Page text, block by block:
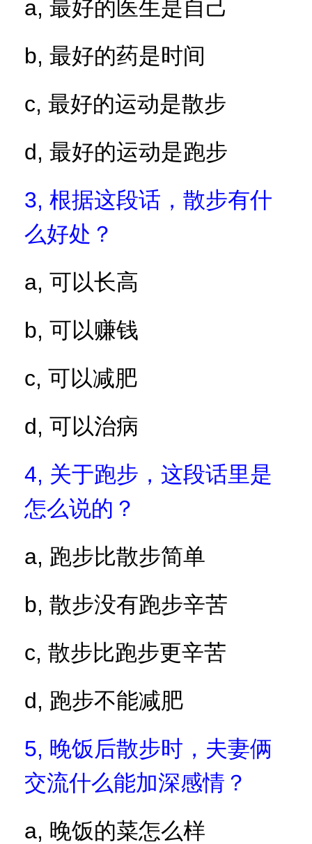
a, 最好的医生是自己
b, 最好的药是时间
c, 最好的运动是散步
d, 最好的运动是跑步
3, 根据这段话，散步有什
么好处？
a, 可以长高
b, 可以赚钱
c, 可以减肥
d, 可以治病
4, 关于跑步，这段话里是
怎么说的？
a, 跑步比散步简单
b, 散步没有跑步辛苦
c, 散步比跑步更辛苦
d, 跑步不能减肥
5, 晚饭后散步时，夫妻俩
交流什么能加深感情？
a, 晚饭的菜怎么样